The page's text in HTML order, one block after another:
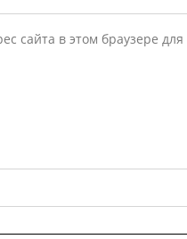
сайта в этом браузере